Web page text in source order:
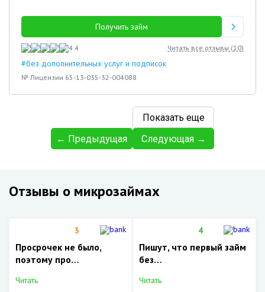
Получить займ
4.4 Читать все отзывы (10)
#без дополнительных услуг и подписок
№ Лицензии 65-13-035-32-004088
Показать еще
← Предыдущая
Следующая →
Отзывы о микрозаймах
3
Просрочек не было,
поэтому про…
Читать
4
Пишут, что первый займ
без…
Читать